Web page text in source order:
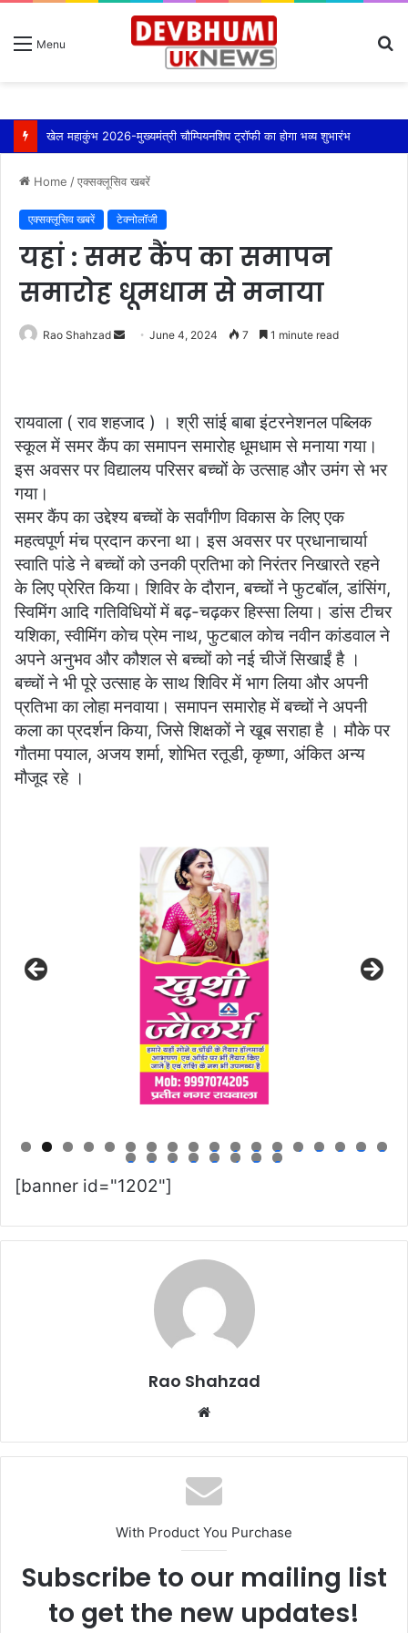
Menu
खेल महाकुंभ 2026-मुख्यमंत्री चौम्पियनशिप ट्रॉफी का होगा भव्य शुभारंभ
Home /एक्सक्लूसिव खबरें
एक्सक्लूसिव खबरें टेक्नोलॉजी
यहां : समर कैंप का समापन
समारोह धूमधाम से मनाया
Rao Shahzad
SendJune 4, 2024 7 1 minute read
रायवाला ( राव शहजाद ) । श्री सांई बाबा इंटरनेशनल पब्लिक
स्कूल में समर कैंप का समापन समारोह धूमधाम से मनाया गया।
इस अवसर पर विद्यालय परिसर बच्चों के उत्साह और उमंग से भर
गया।
समर कैंप का उद्देश्य बच्चों के सर्वांगीण विकास के लिए एक
महत्वपूर्ण मंच प्रदान करना था। इस अवसर पर प्रधानाचार्या
स्वाति पांडे ने बच्चों को उनकी प्रतिभा को निरंतर निखारते रहने
के लिए प्रेरित किया। शिविर के दौरान, बच्चों ने फुटबॉल, डांसिंग,
स्विमिंग आदि गतिविधियों में बढ़-चढ़कर हिस्सा लिया। डांस टीचर
यशिका, स्वीमिंग काेच प्रेम नाथ, फुटबाल काेच नवीन कांडवाल ने
अपने अनुभव और कौशल से बच्चों को नई चीजें सिखाईं है ।
बच्चों ने भी पूरे उत्साह के साथ शिविर में भाग लिया और अपनी
प्रतिभा का लोहा मनवाया। समापन समारोह में बच्चों ने अपनी
कला का प्रदर्शन किया, जिसे शिक्षकों ने खूब सराहा है । मौके पर
गाैतमा पयाल, अजय शर्मा, शोभित रतूडी, कृष्णा, अंकित अन्य
मौजूद रहे ।
0 1 2 3 4 5 6 7 8
9 0 1 2 3 4 5 6
[banner id="1202"]
Rao Shahzad
Website
With Product You Purchase
Subscribe to our mailing list
to get the new updates!